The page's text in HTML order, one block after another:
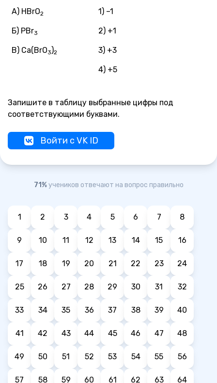
А) HВrO2
Б) PBr3
В) Ca(BrO3)2
1) –1
2) +1
3) +3
4) +5
Запишите в таблицу выбранные цифры под
соответствующими буквами.
Войти с VK ID
71%учеников отвечают на вопрос правильно
1 2 3 4 5 6 7 8
9 10 11 12 13 14 15 16
17 18 19 20 21 22 23 24
25 26 27 28 29 30 31 32
33 34 35 36 37 38 39 40
41 42 43 44 45 46 47 48
49 50 51 52 53 54 55 56
57 58 59 60 61 62 63 64